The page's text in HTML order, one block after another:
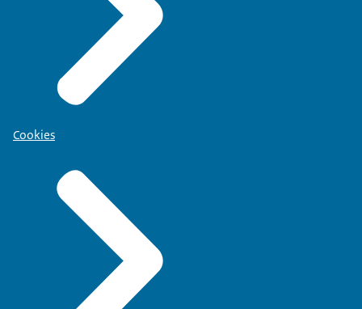
Cookies